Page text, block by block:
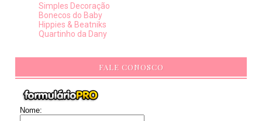
Simples Decoração
Bonecos do Baby
Hippies & Beatniks
Quartinho da Dany
FALE CONOSCO
Nome: